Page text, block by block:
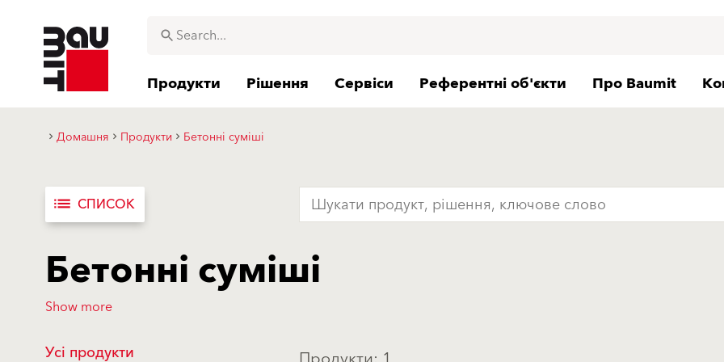
Продукти Рішення Сервіси Референтні об'єкти Про Baumit
Домашня Продукти Бетонні суміші
list СПИСОК
Бетонні суміші
Show more
Усі продукти